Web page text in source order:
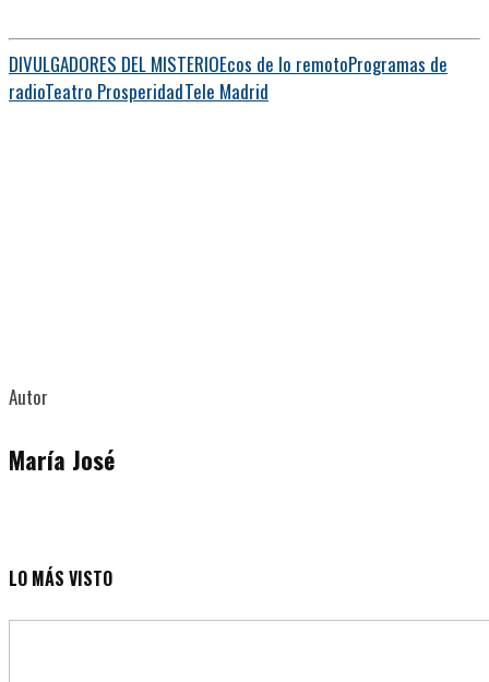
DIVULGADORES DEL MISTERIOEcos de lo remotoProgramas de
radioTeatro ProsperidadTele Madrid
Autor
María José
LO MÁS VISTO